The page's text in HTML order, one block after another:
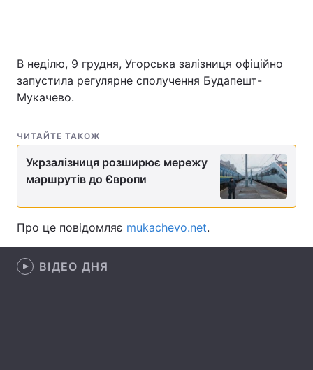
Головна
Економіка Світ
Спорт
Техно і зв'язок
В неділю, 9 грудня, Угорська залізниця офіційно
запустила регулярне сполучення Будапешт-
Мукачево.
ЧИТАЙТЕ ТАКОЖ
Укрзалізниця розширює мережу
маршрутів до Європи
Про це повідомляє mukachevo.net.
ВІДЕО ДНЯ